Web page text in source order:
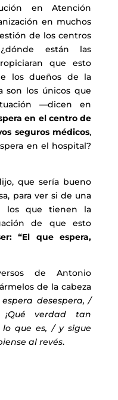
en Atención
en muchos
de los centros
están las
que esto
los dueños de la
son los únicos que
—dicen en
en el centro de
seguros médicos,
en el hospital?
que sería bueno
para ver si de una
los que tienen la
de que esto
“El que espera,
de Antonio
de la cabeza
desespera, /
verdad tan
que es, / y sigue
al revés.